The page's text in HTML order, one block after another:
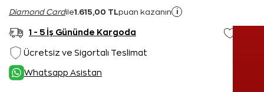
Diamond Cardile1.615,00 TL puan kazanın i
1 - 5 İş Gününde Kargoda
Ücretsiz ve Sigortalı Teslimat
Whatsapp Asistan